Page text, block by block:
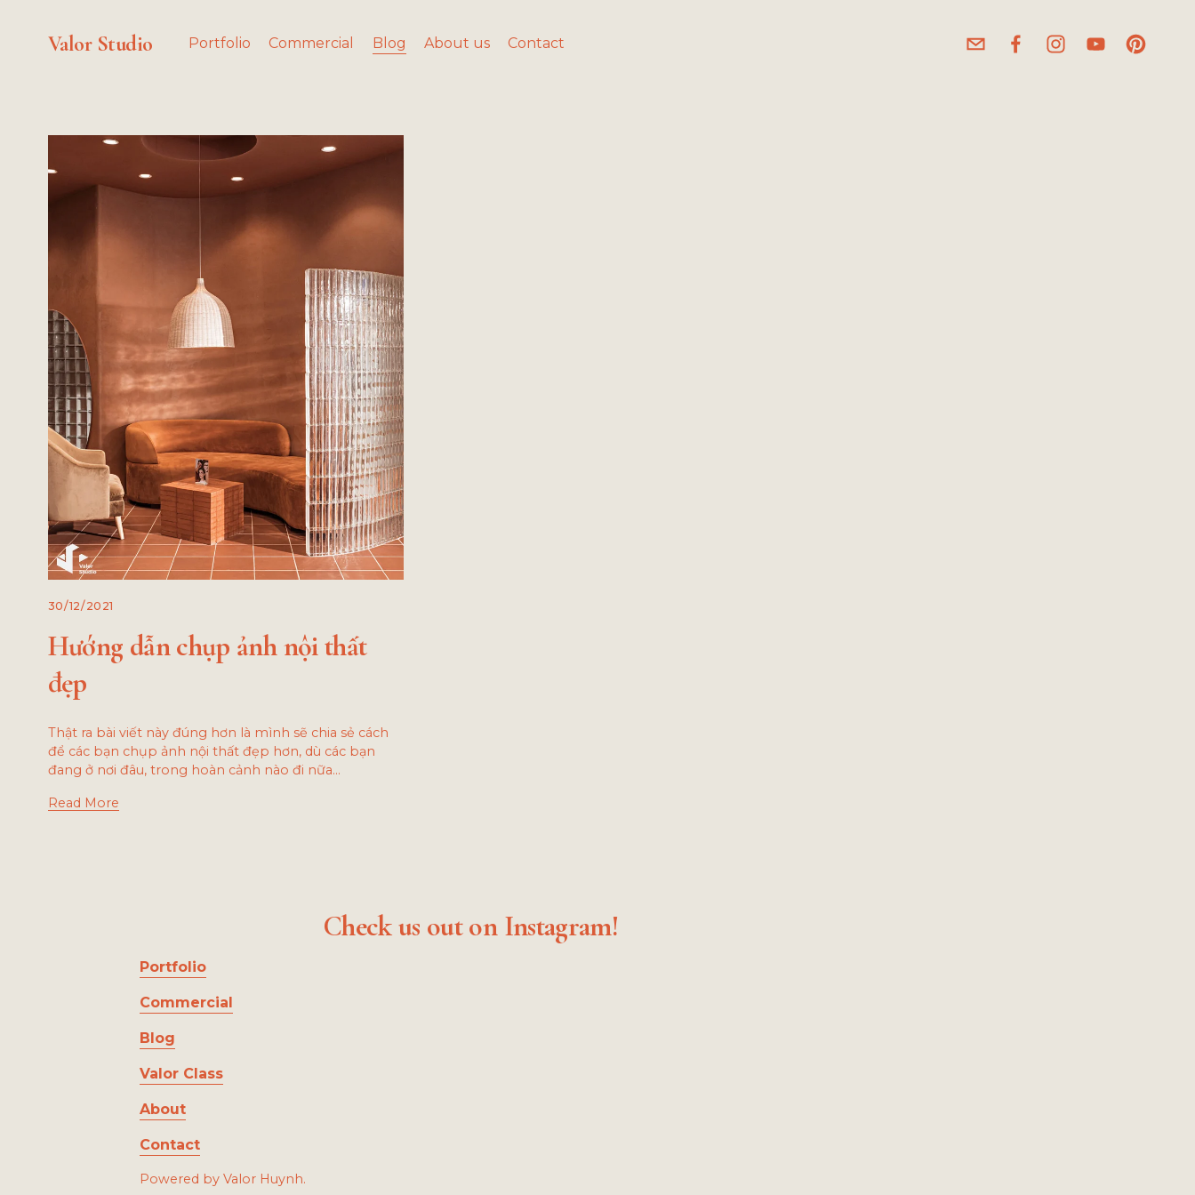
Valor Studio Portfolio Commercial Blog About us Contact
30/12/2021
Hướng dẫn chụp ảnh nội thất
đẹp
Thật ra bài viết này đúng hơn là mình sẽ chia sẻ cách
để các bạn chụp ảnh nội thất đẹp hơn, dù các bạn
đang ở nơi đâu, trong hoàn cảnh nào đi nữa…
Read More
Portfolio
Commercial
Blog
Valor Class
About
Contact
Powered by Valor Huynh.
Check us out on Instagram!